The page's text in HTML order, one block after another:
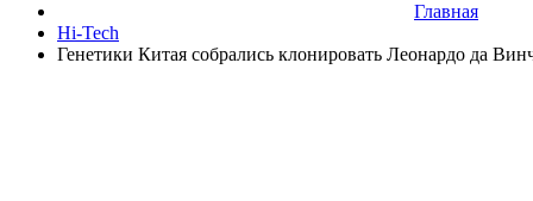
Главная
Hi-Tech
Генетики Китая собрались клонировать Леонардо да